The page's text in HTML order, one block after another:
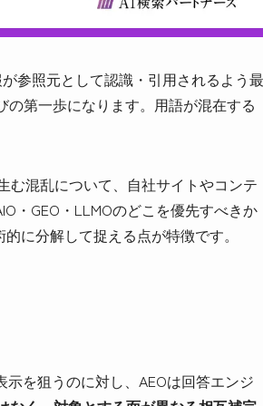
参照元として認識・引用されるよう最
第一歩になります。用語が混在する
む混乱について、自社サイトやコンテ
・GEO・LLMOのどこを優先すべきか
に分解して捉える点が特徴です。
を狙うのに対し、AEOは回答エンジ